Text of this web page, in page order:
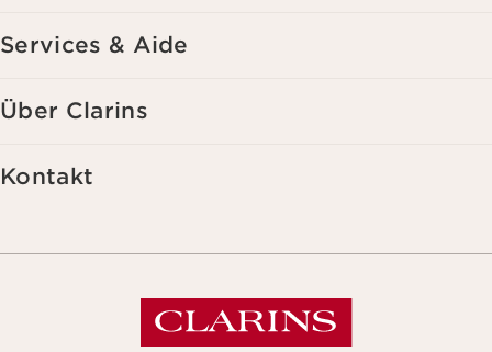
Services & Aide
Über Clarins
Kontakt